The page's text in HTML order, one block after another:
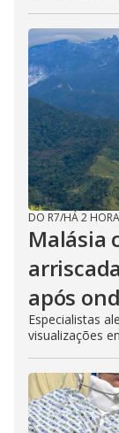
DO R7/HÁ 2
Malásia
após
Especialistas
visualizações